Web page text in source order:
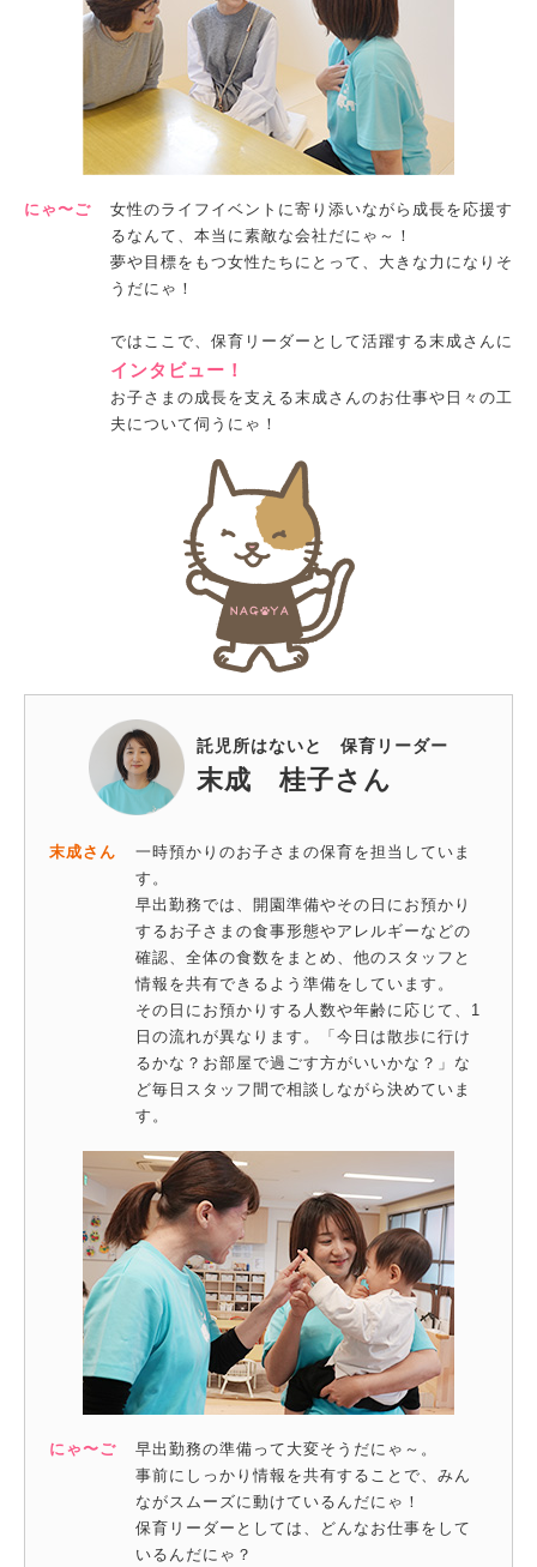
にゃ〜ご
女性のライフイベントに寄り添いながら成長を応援す
るなんて、本当に素敵な会社だにゃ～！
夢や目標をもつ女性たちにとって、大きな力になりそ
うだにゃ！
ではここで、保育リーダーとして活躍する末成さんに
インタビュー！
お子さまの成長を支える末成さんのお仕事や日々の工
夫について伺うにゃ！
託児所はないと 保育リーダー
末成 桂子さん
末成さん
一時預かりのお子さまの保育を担当していま
す。
早出勤務では、開園準備やその日にお預かり
するお子さまの食事形態やアレルギーなどの
確認、全体の食数をまとめ、他のスタッフと
情報を共有できるよう準備をしています。
その日にお預かりする人数や年齢に応じて、1
日の流れが異なります。「今日は散歩に行け
るかな？お部屋で過ごす方がいいかな？」な
ど毎日スタッフ間で相談しながら決めていま
す。
にゃ〜ご
早出勤務の準備って大変そうだにゃ～。
事前にしっかり情報を共有することで、みん
ながスムーズに動けているんだにゃ！
保育リーダーとしては、どんなお仕事をして
いるんだにゃ？